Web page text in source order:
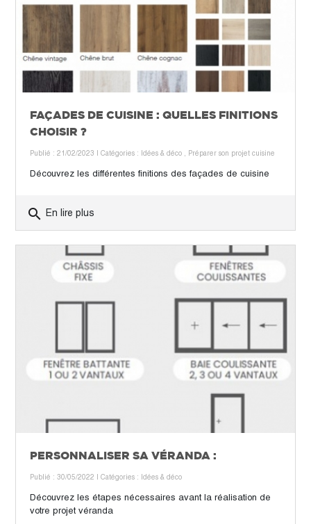
FAÇADES DE CUISINE : QUELLES FINITIONS
CHOISIR ?
Publié : 21/02/2023 | Catégories : Idées & déco Préparer son projet cuisine
Découvrez les différentes finitions des façades de cuisine
search En lire plus
PERSONNALISER SA VÉRANDA :
Publié : 30/05/2022 | Catégories : Idées & déco
Découvrez les étapes nécessaires avant la réalisation de
votre projet véranda